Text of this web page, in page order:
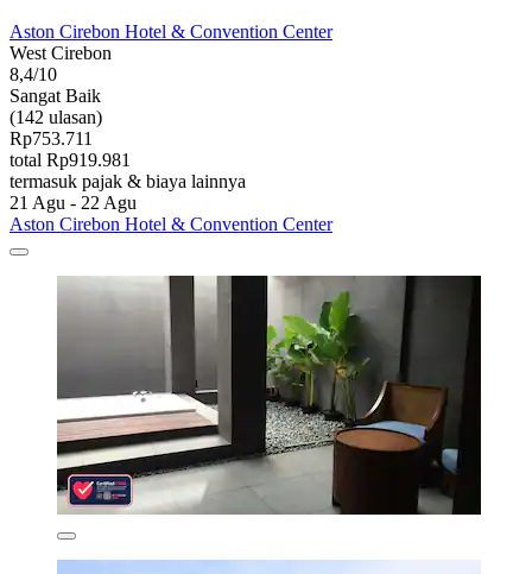
Aston Cirebon Hotel & Convention Center
West Cirebon
8,4/10
Sangat Baik
(142 ulasan)
Rp753.711
total Rp919.981
termasuk pajak & biaya lainnya
21 Agu - 22 Agu
Aston Cirebon Hotel & Convention Center